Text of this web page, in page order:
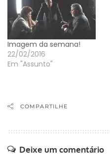
Imagem da semana!
22/02/2016
Em "Assunto"
COMPARTILHE
Deixe um comentário